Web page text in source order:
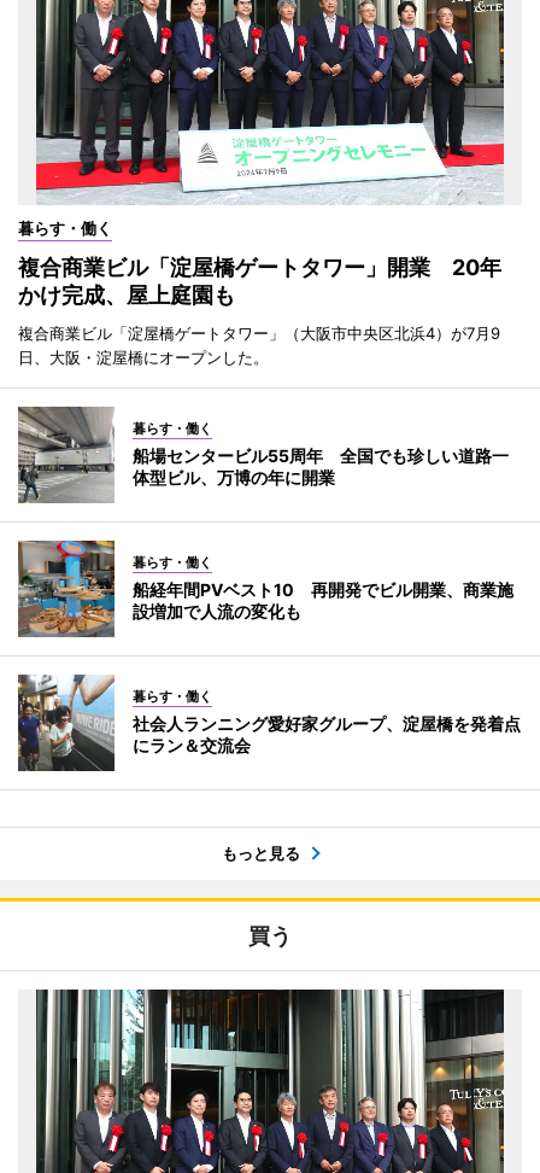
暮らす・働く
複合商業ビル「淀屋橋ゲートタワー」開業 20年
かけ完成、屋上庭園も
複合商業ビル「淀屋橋ゲートタワー」（大阪市中央区北浜4）が7月9
日、大阪・淀屋橋にオープンした。
暮らす・働く
船場センタービル55周年 全国でも珍しい道路一
体型ビル、万博の年に開業
暮らす・働く
船経年間PVベスト10 再開発でビル開業、商業施
設増加で人流の変化も
暮らす・働く
社会人ランニング愛好家グループ、淀屋橋を発着点
にラン＆交流会
もっと見る
買う